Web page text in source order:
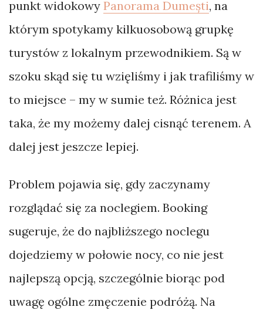
punkt widokowy Panorama Dumești, na
którym spotykamy kilkuosobową grupkę
turystów z lokalnym przewodnikiem. Są w
szoku skąd się tu wzięliśmy i jak trafiliśmy w
to miejsce – my w sumie też. Różnica jest
taka, że my możemy dalej cisnąć terenem. A
dalej jest jeszcze lepiej.
Problem pojawia się, gdy zaczynamy
rozglądać się za noclegiem. Booking
sugeruje, że do najbliższego noclegu
dojedziemy w połowie nocy, co nie jest
najlepszą opcją, szczególnie biorąc pod
uwagę ogólne zmęczenie podróżą. Na